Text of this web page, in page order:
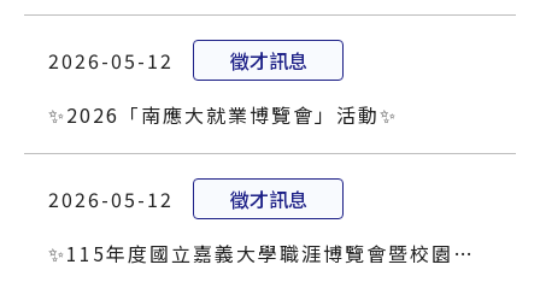
2026-05-12
徵才訊息
✨️2026「南應大就業博覽會」活動✨️
2026-05-12
徵才訊息
✨️115年度國立嘉義大學職涯博覽會暨校園徵才系列活動✨️